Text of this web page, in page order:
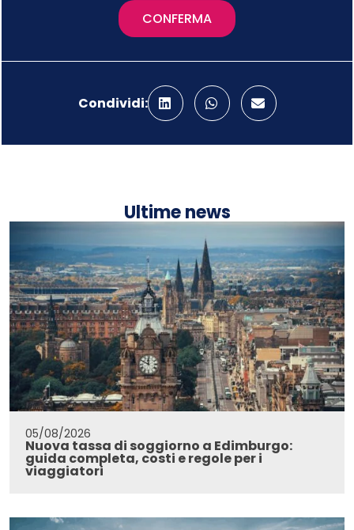
CONFERMA
Condividi:
Ultime news
05/08/2026
Nuova tassa di soggiorno a Edimburgo:
guida completa, costi e regole per i
viaggiatori